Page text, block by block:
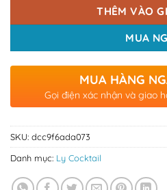
THÊM VÀO
MUA
MUA HÀNG
Gọi điện xác nhận và giao
SKU: dcc9f6ada073
Danh mục: Ly Cocktail